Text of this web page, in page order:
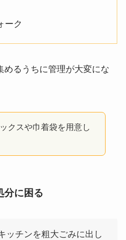
ーク
めるうちに管理が大変にな
クスや巾着袋を用意し
分に困る
ッチンを粗大ごみに出し